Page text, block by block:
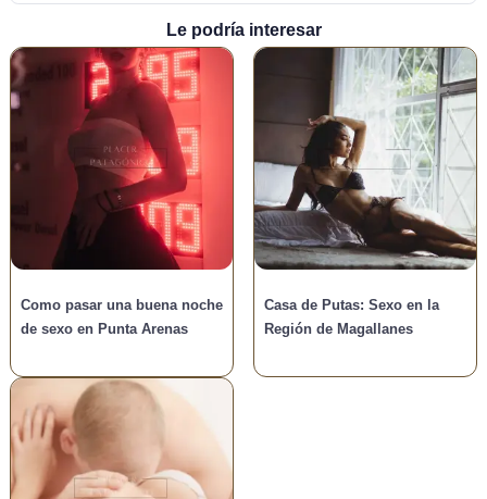
Le podría interesar
Como pasar una buena noche
de sexo en Punta Arenas
Casa de Putas: Sexo en la
Región de Magallanes